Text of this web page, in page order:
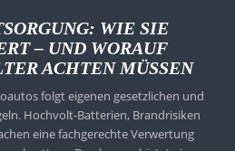
WIE SIE
– UND WORAUF
ACHTEN MÜSSEN
folgt eigenen gesetzlichen und
Hochvolt-Batterien, Brandrisiken
eine fachgerechte Verwertung